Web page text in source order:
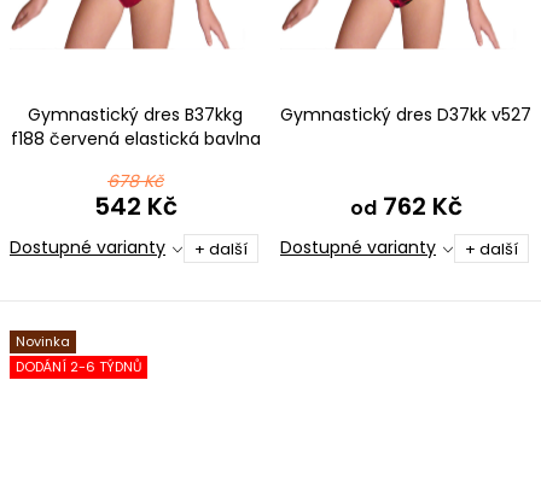
Gymnastický dres B37kkg
f188 červená elastická bavlna
678 Kč
542 Kč
Dostupné varianty + další
Gymnastický dres D37kk v527
od762 Kč
Dostupné varianty + další
Novinka
DODÁNÍ 2-6 TÝDNŮ